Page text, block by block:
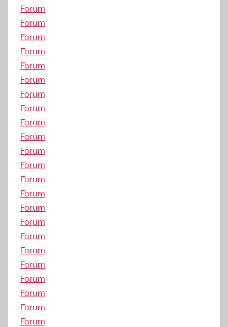
Forum
Forum
Forum
Forum
Forum
Forum
Forum
Forum
Forum
Forum
Forum
Forum
Forum
Forum
Forum
Forum
Forum
Forum
Forum
Forum
Forum
Forum
Forum